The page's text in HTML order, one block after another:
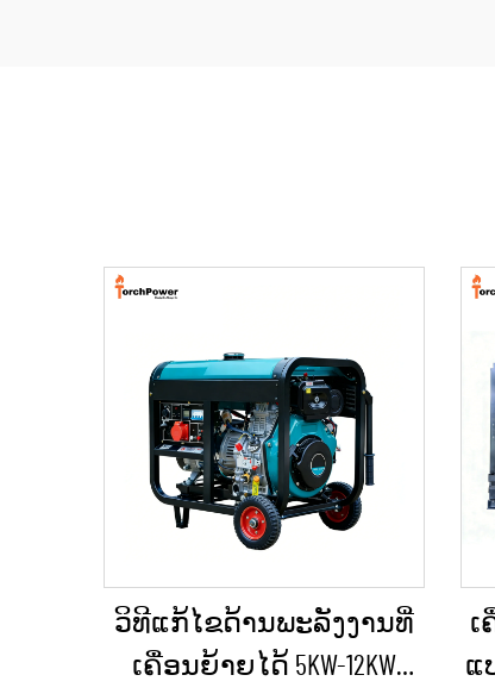
ວິທີແກ້ໄຂດ້ານພະລັງງານທີ່
ເຄື່ອນຍ້າຍໄດ້ 5KW-12KW
ເ
ແ